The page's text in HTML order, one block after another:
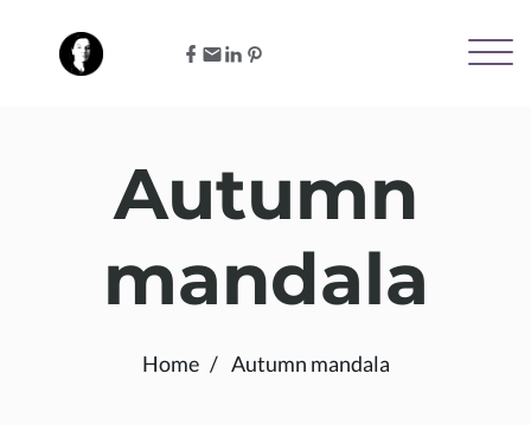
Autumn
mandala
Home Autumn mandala